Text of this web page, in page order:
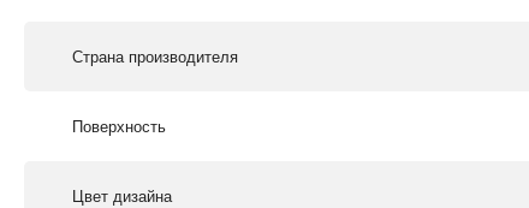
Страна производителя
Поверхность
Цвет дизайна